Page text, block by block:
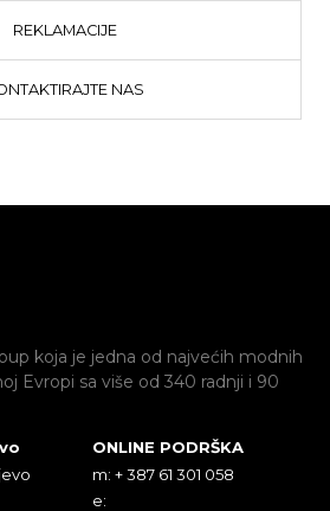
REKLAMACIJE
NAS
koja je jedna od najvećih modnih
Evropi sa više od 340 radnji i 90
ONLINE PODRŠKA
m: + 387 61 301 058
e: